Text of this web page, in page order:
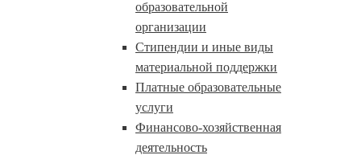
образовательной
организации
Стипендии и иные виды
материальной поддержки
Платные образовательные
услуги
Финансово-хозяйственная
деятельность